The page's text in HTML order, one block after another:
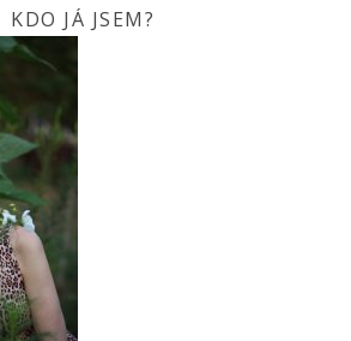
KDO JÁ JSEM?